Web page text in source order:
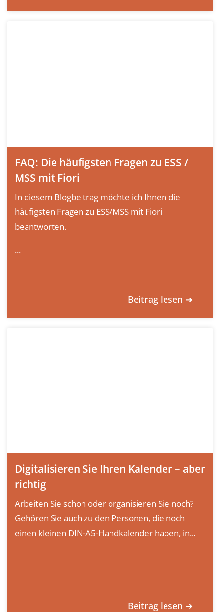
FAQ: Die häufigsten Fragen zu ESS /
MSS mit Fiori
In diesem Blogbeitrag möchte ich Ihnen die
häufigsten Fragen zu ESS/MSS mit Fiori
beantworten.
...
Beitrag lesen ➔
Digitalisieren Sie Ihren Kalender – aber
richtig
Arbeiten Sie schon oder organisieren Sie noch?
Gehören Sie auch zu den Personen, die noch
einen kleinen DIN-A5-Handkalender haben, in...
Beitrag lesen ➔